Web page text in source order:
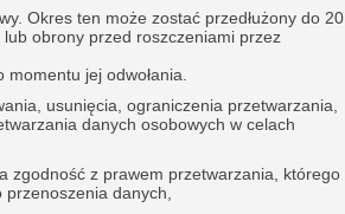
Okres ten może zostać przedłużony do 20
obrony przed roszczeniami przez
jej odwołania.
usunięcia, ograniczenia przetwarzania,
danych osobowych w celach
zgodność z prawem przetwarzania, którego
danych,